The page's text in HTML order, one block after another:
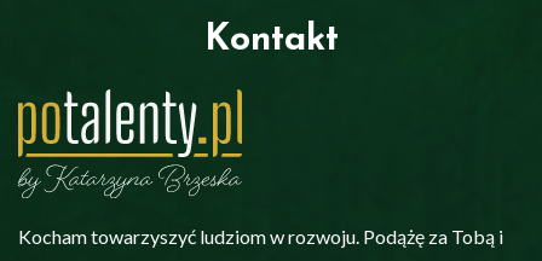
Kontakt
Kocham towarzyszyć ludziom w rozwoju. Podążę za Tobą i